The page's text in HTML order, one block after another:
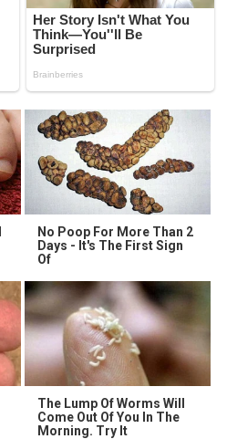
No Poop For More Than 2
Days - It's The First Sign
Of
The Lump Of Worms Will
Come Out Of You In The
Morning. Try It